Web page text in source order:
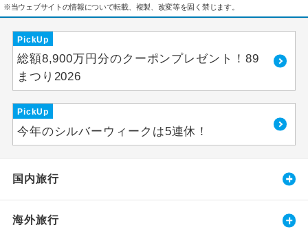
※当ウェブサイトの情報について転載、複製、改変等を固く禁じます。
PickUp
総額8,900万円分のクーポンプレゼント！89
まつり2026
PickUp
今年のシルバーウィークは5連休！
国内旅行
海外旅行